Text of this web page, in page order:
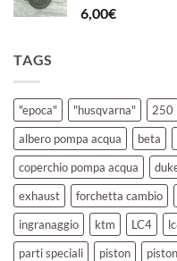
6,00€
TAGS
"epoca" "husqvarna" 250
albero pompa acqua
beta
coperchio pompa acqua
exhaust
forchetta cambio
ingranaggio
ktm LC4
parti speciali
piston